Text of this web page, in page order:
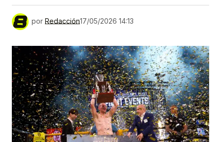
por Redacción17/05/2026 14:13